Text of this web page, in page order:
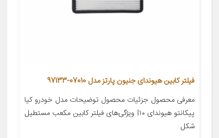
فیلتر کابین هیوندای جنیون پارتز مدل 07010-97133
معرفی محصول جزئیات محصول توضیحات مدل خودرو کیا
پیکانتو هیوندای I۱۰ ویژگی‌های فیلتر کابین مکعب مستطیل
شکل